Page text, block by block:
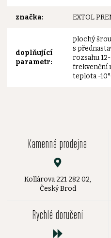
značka: EXTOL
doplňující
parametr:
plochý
s
rozsahu
frekvenční
teplota -
Kamenná prodejna
Kollárova 221 282 02,
Český Brod
Rychlé doručení